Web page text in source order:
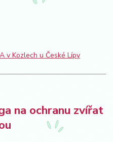
v Kozlech u České Lípy
na ochranu zvířat